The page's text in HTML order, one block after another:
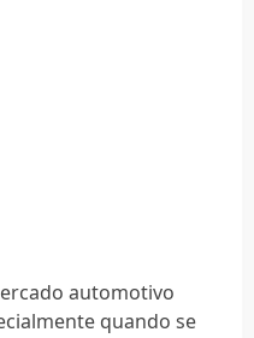
automotivo
quando se